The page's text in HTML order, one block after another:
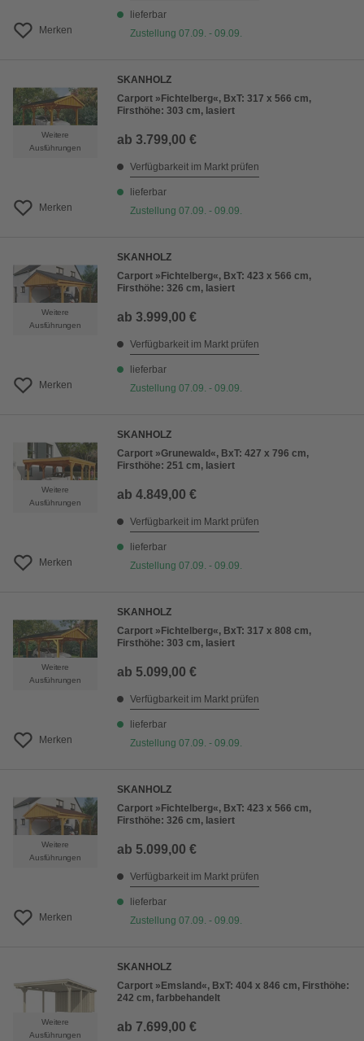
Merken
lieferbar
Zustellung 07.09. - 09.09.
Weitere
Ausführungen
Merken
SKANHOLZ
Carport »Fichtelberg«, BxT: 317 x 566 cm,
Firsthöhe: 303 cm, lasiert
ab 3.799,00 €
Verfügbarkeit im Markt prüfen
lieferbar
Zustellung 07.09. - 09.09.
Weitere
Ausführungen
Merken
SKANHOLZ
Carport »Fichtelberg«, BxT: 423 x 566 cm,
Firsthöhe: 326 cm, lasiert
ab 3.999,00 €
Verfügbarkeit im Markt prüfen
lieferbar
Zustellung 07.09. - 09.09.
Weitere
Ausführungen
Merken
SKANHOLZ
Carport »Grunewald«, BxT: 427 x 796 cm,
Firsthöhe: 251 cm, lasiert
ab 4.849,00 €
Verfügbarkeit im Markt prüfen
lieferbar
Zustellung 07.09. - 09.09.
Weitere
Ausführungen
Merken
SKANHOLZ
Carport »Fichtelberg«, BxT: 317 x 808 cm,
Firsthöhe: 303 cm, lasiert
ab 5.099,00 €
Verfügbarkeit im Markt prüfen
lieferbar
Zustellung 07.09. - 09.09.
Weitere
Ausführungen
Merken
SKANHOLZ
Carport »Fichtelberg«, BxT: 423 x 566 cm,
Firsthöhe: 326 cm, lasiert
ab 5.099,00 €
Verfügbarkeit im Markt prüfen
lieferbar
Zustellung 07.09. - 09.09.
Weitere
Ausführungen
SKANHOLZ
Carport »Emsland«, BxT: 404 x 846 cm, Firsthöhe:
242 cm, farbbehandelt
ab 7.699,00 €